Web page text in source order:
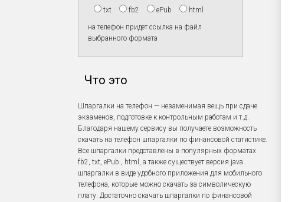
txt fb2 ePub html
на телефон придет ссылка на файл
выбранного формата
Что это
Шпаргалки на телефон — незаменимая вещь при сдаче
экзаменов, подготовке к контрольным работам и т.д.
Благодаря нашему сервису вы получаете возможность
скачать на телефон шпаргалки по финансовой статистике.
Все шпаргалки представлены в популярных форматах
fb2, txt, ePub , html, а также существует версия java
шпаргалки в виде удобного приложения для мобильного
телефона, которые можно скачать за символическую
плату. Достаточно скачать шпаргалки по финансовой